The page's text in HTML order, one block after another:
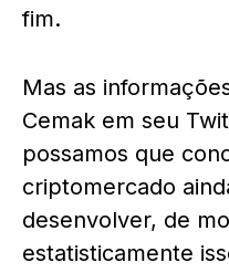
fim.
Mas as
Cemak em seu
possamos que
criptomercado
desenvolver, de
estatisticamente